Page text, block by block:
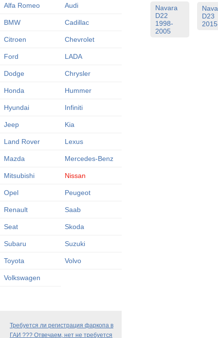
Alfa Romeo Audi
BMW Cadillac
Citroen Chevrolet
Ford LADA
Dodge Chrysler
Honda Hummer
Hyundai Infiniti
Jeep Kia
Land Rover Lexus
Mazda Mercedes-Benz
Mitsubishi Nissan
Opel Peugeot
Renault Saab
Seat Skoda
Subaru Suzuki
Toyota Volvo
Volkswagen
Требуется ли регистрация фаркопа в
ГАИ ??? Отвечаем, нет не требуется
Navara
D22
1998-
2005
D23